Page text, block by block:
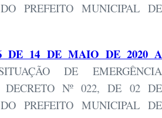
PREFEITO MUNICIPAL DE
DE 14 DE MAIO DE 2020 A
DE EMERGÊNCIA
DECRETO Nº 022, DE 02 DE
PREFEITO MUNICIPAL DE